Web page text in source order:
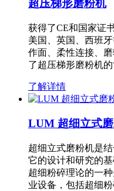
超压梯形磨粉机
获得了CE和国家证
美国、英国、西班
作面、柔性连接、
了超压梯形磨粉机
了解详情
LUM 超细立式
超细立式磨粉机是
它的设计和研究的
超细粉碎理论的一
业设备，包括超细